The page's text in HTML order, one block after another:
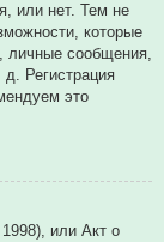
или нет. Тем не
которые
личные сообщения,
д. Регистрация
это
или Акт о